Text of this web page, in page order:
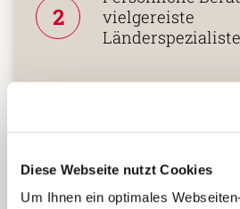
Diese Webseite nutzt Cookies
Um Ihnen ein optimales
2
vielgereiste
nachhaltiges
zertifiziert.